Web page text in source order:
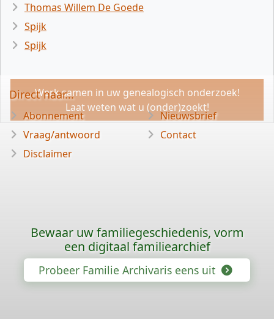
Thomas Willem De Goede
Spijk
Spijk
Werk samen in uw genealogisch onderzoek!
Laat weten wat u (onder)zoekt!
Direct naar...
Abonnement
Vraag/antwoord
Disclaimer
Nieuwsbrief
Contact
Bewaar uw familiegeschiedenis, vorm
een digitaal familiearchief
Probeer Familie Archivaris eens uit